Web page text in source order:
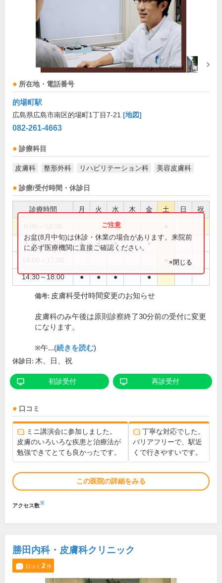
所在地・電話番号
的場町駅
広島県広島市南区的場町1丁目7-21 [地図]
082-261-4663
診療科目
皮膚科 整形外科 リハビリテーション科 美容皮膚科
診療/受付時間・休診日
診療時間 月 火 水 木 金 土 日 祝
9:30～13:00 ● ● ● ●
14:30～18:00 ● ● ● ●
お盆(8月中旬)は休診・休業の場合があります。来院前
に必ず医療機関に直接ご確認ください。
×閉じる
備考: 皮膚科受付時間変更のお知らせ
皮膚科のみ午後は原則診察終了30分前の受付に変更
になります。
※午...(続きを読む)
休診日: 木、日、祝
初診受付 再診受付
口コミ
ミニ講演会に参加しました。
皮膚のいろいろな疾患と治療法が
勉強できてとても良かったです。
丁寧な対応でした。
バリアフリーで、駅近
くで行きやすいです。
この医院の詳細をみる
アクセス数※
勝田内科・皮膚科クリニック
口コミ 2件